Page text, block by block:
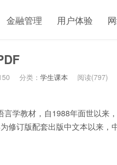
金融管理 用户体验
分类： 学生课本 阅读(797)
学教材，自1988年面世以来
修订版配套出版中文本以来，